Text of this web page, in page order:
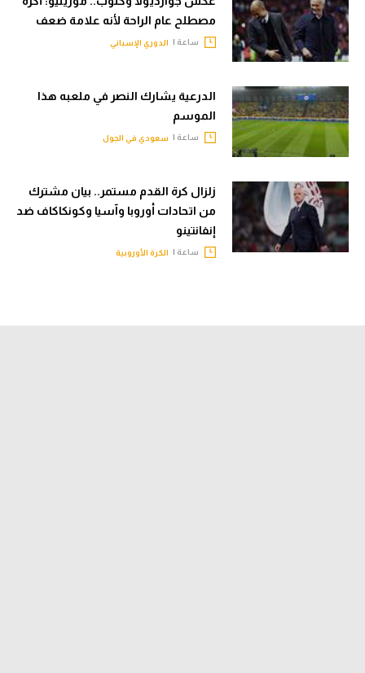
مصطلح عام الراحة لأنه علامة ضعف
ساعة | الدوري الإسباني
الدرعية يشارك النصر في ملعبه هذا
الموسم
ساعة | سعودي في الجول
زلزال كرة القدم مستمر.. بيان مشترك
من اتحادات أوروبا وآسيا وكونكاكاف ضد
إنفانتينو
ساعة | الكرة الأوروبية